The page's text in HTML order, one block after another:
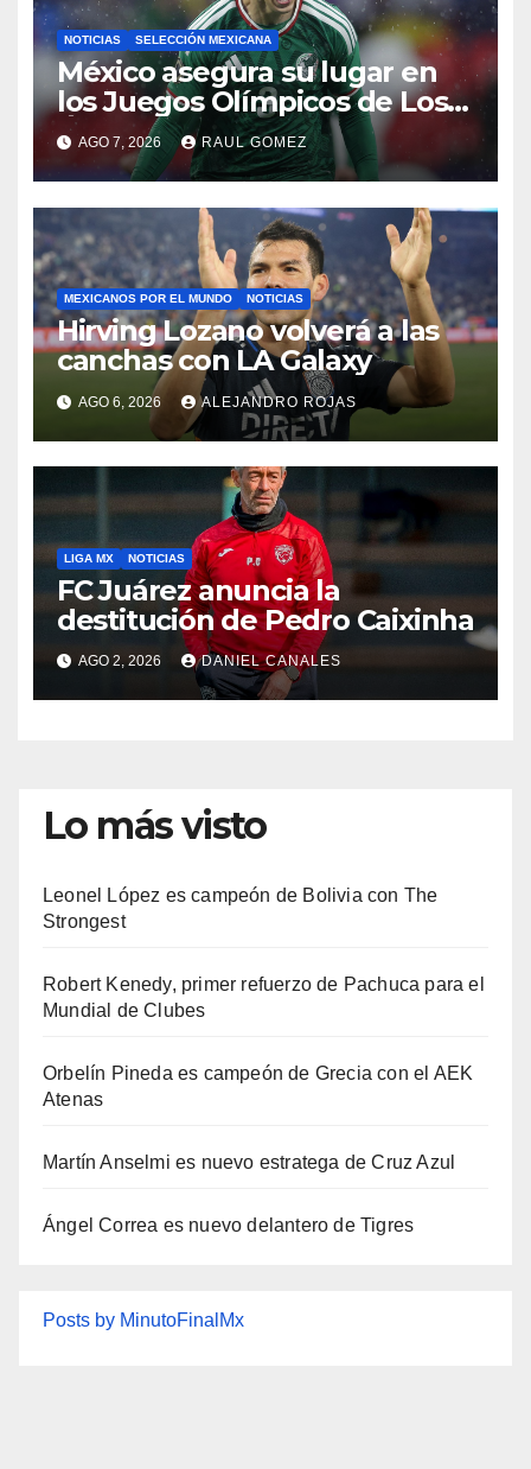
NOTICIAS SELECCIÓN MEXICANA
México asegura su lugar en
los Juegos Olímpicos de Los
Ángeles 2028
AGO 7, 2026 RAUL GOMEZ
MEXICANOS POR EL MUNDO NOTICIAS
Hirving Lozano volverá a las
canchas con LA Galaxy
AGO 6, 2026 ALEJANDRO ROJAS
LIGA MX NOTICIAS
FC Juárez anuncia la
destitución de Pedro Caixinha
AGO 2, 2026 DANIEL CANALES
Lo más visto
Leonel López es campeón de Bolivia con The
Strongest
Robert Kenedy, primer refuerzo de Pachuca para el
Mundial de Clubes
Orbelín Pineda es campeón de Grecia con el AEK
Atenas
Martín Anselmi es nuevo estratega de Cruz Azul
Ángel Correa es nuevo delantero de Tigres
Posts by MinutoFinalMx